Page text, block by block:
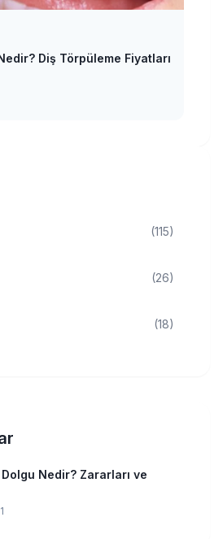
Diş Törpüleme Fiyatları
(115)
(26)
(18)
Nedir? Zararları ve